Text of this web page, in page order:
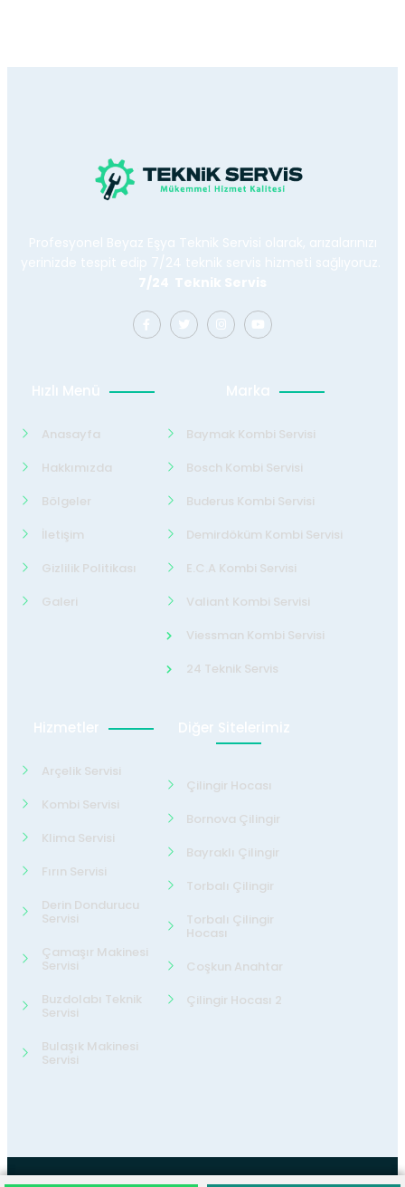
Profesyonel Beyaz Eşya Teknik Servisi olarak, arızalarınızı
yerinizde tespit edip 7/24 teknik servis hizmeti sağlıyoruz.
7/24 Teknik Servis
Hızlı Menü
Anasayfa
Hakkımızda
Bölgeler
İletişim
Gizlilik Politikası
Galeri
Marka
Baymak Kombi Servisi
Bosch Kombi Servisi
Buderus Kombi Servisi
Demirdöküm Kombi Servisi
E.C.A Kombi Servisi
Valiant Kombi Servisi
Viessman Kombi Servisi
24 Teknik Servis
Hizmetler
Arçelik Servisi
Kombi Servisi
Klima Servisi
Fırın Servisi
Derin Dondurucu
Servisi
Çamaşır Makinesi
Servisi
Buzdolabı Teknik
Servisi
Bulaşık Makinesi
Servisi
Diğer Sitelerimiz
Çilingir Hocası
Bornova Çilingir
Bayraklı Çilingir
Torbalı Çilingir
Torbalı Çilingir
Hocası
Coşkun Anahtar
Çilingir Hocası 2